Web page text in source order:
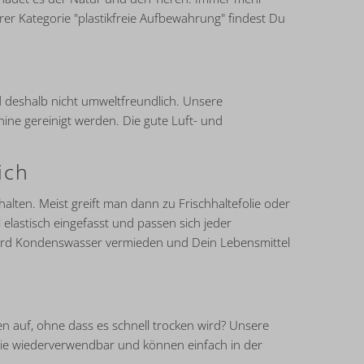
Kategorie "plastikfreie Aufbewahrung" findest Du
nicht umweltfreundlich. Unsere
gereinigt werden. Die gute Luft- und
Meist greift man dann zu Frischhaltefolie oder
elastisch eingefasst und passen sich jeder
Kondenswasser vermieden und Dein Lebensmittel
auf, ohne dass es schnell trocken wird? Unsere
wiederverwendbar und können einfach in der